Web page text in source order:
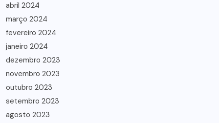
abril 2024
março 2024
fevereiro 2024
janeiro 2024
dezembro 2023
novembro 2023
outubro 2023
setembro 2023
agosto 2023